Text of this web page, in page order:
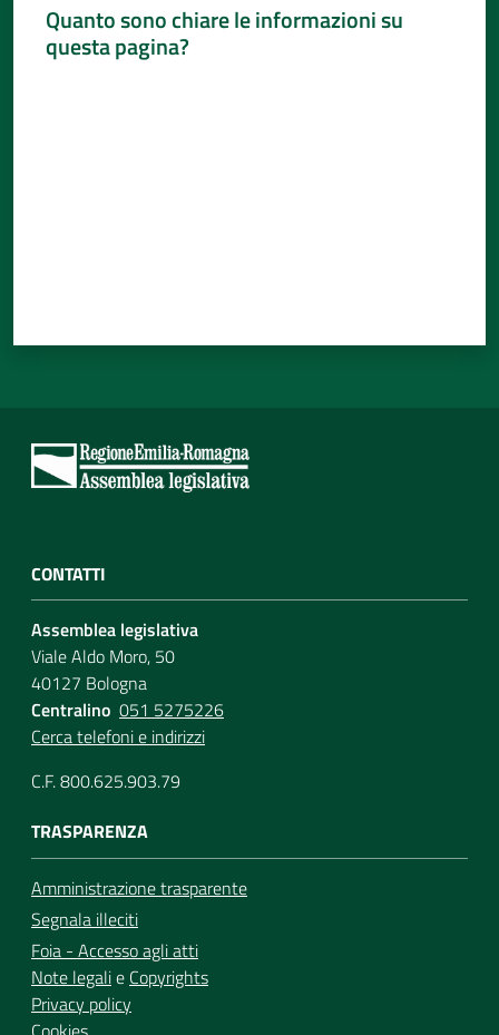
Percorsi
Quanto sono chiare le informazioni su
questa pagina?
CONTATTI
Assemblea legislativa
Viale Aldo Moro, 50
40127 Bologna
Centralino 051 5275226
Cerca telefoni e indirizzi
C.F. 800.625.903.79
TRASPARENZA
Amministrazione trasparente
Segnala illeciti
Foia - Accesso agli atti
Note legalie Copyrights
Privacy policy